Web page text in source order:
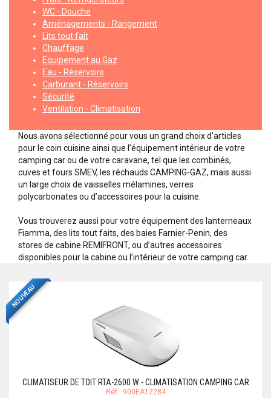
WC - Douche
Aménagements - Rangement
Lits tout fait
Chauffage
Equipement au Gaz
Eau - Réservoirs
Carburant - Réservoirs
Sécurité
Ventilation - Climatisation
Nous avons sélectionné pour vous un grand choix d’articles
pour le coin cuisine ainsi que l’équipement intérieur de votre
camping car ou de votre caravane, tel que les combinés,
cuves et fours SMEV, les réchauds CAMPING-GAZ, mais aussi
un large choix de vaisselles mélamines, verres
polycarbonates ou d’accessoires pour la cuisine.
Vous trouverez aussi pour votre équipement des lanterneaux
Fiamma, des lits tout faits, des baies Farnier-Penin, des
stores de cabine REMIFRONT, ou d’autres accessoires
disponibles pour la cabine ou l’intérieur de votre camping car.
NOUVEAU
CLIMATISEUR DE TOIT RTA-2600 W - CLIMATISATION CAMPING CAR
Réf.: 900EA12284